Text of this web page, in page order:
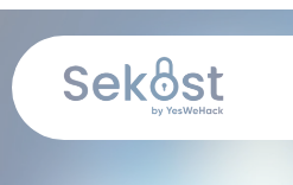
Panneau de gestion des cookies
Aller
contenu